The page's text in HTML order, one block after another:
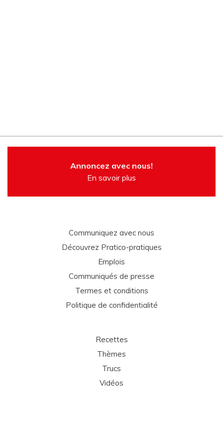
Annoncez avec nous!
En savoir plus
Communiquez avec nous
Découvrez Pratico-pratiques
Emplois
Communiqués de presse
Termes et conditions
Politique de confidentialité
Recettes
Thèmes
Trucs
Vidéos